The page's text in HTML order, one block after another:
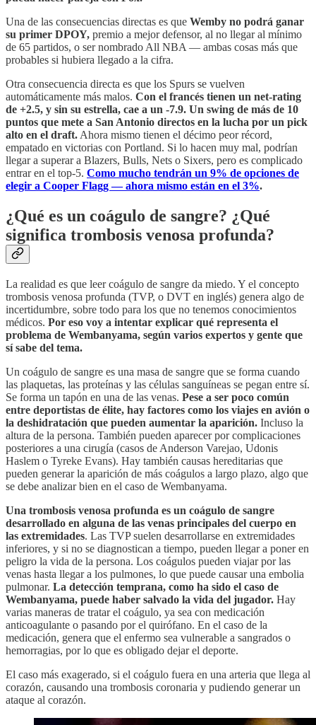
Una de las consecuencias directas es que Wemby no podrá ganar
su primer DPOY, premio a mejor defensor, al no llegar al mínimo
de 65 partidos, o ser nombrado All NBA — ambas cosas más que
probables si hubiera llegado a la cifra.
Otra consecuencia directa es que los Spurs se vuelven
automáticamente más malos. Con el francés tienen un net-rating
de +2.5, y sin su estrella, cae a un -7.9. Un swing de más de 10
puntos que mete a San Antonio directos en la lucha por un pick
alto en el draft. Ahora mismo tienen el décimo peor récord,
empatado en victorias con Portland. Si lo hacen muy mal, podrían
llegar a superar a Blazers, Bulls, Nets o Sixers, pero es complicado
entrar en el top-5. Como mucho tendrán un 9% de opciones de
elegir a Cooper Flagg — ahora mismo están en el 3%.
¿Qué es un coágulo de sangre? ¿Qué
significa trombosis venosa profunda?
La realidad es que leer coágulo de sangre da miedo. Y el concepto
trombosis venosa profunda (TVP, o DVT en inglés) genera algo de
incertidumbre, sobre todo para los que no tenemos conocimientos
médicos. Por eso voy a intentar explicar qué representa el
problema de Wembanyama, según varios expertos y gente que
sí sabe del tema.
Un coágulo de sangre es una masa de sangre que se forma cuando
las plaquetas, las proteínas y las células sanguíneas se pegan entre sí.
Se forma un tapón en una de las venas. Pese a ser poco común
entre deportistas de élite, hay factores como los viajes en avión o
la deshidratación que pueden aumentar la aparición. Incluso la
altura de la persona. También pueden aparecer por complicaciones
posteriores a una cirugía (casos de Anderson Varejao, Udonis
Haslem o Tyreke Evans). Hay también causas hereditarias que
pueden generar la aparición de más coágulos a largo plazo, algo que
se debe analizar bien en el caso de Wembanyama.
Una trombosis venosa profunda es un coágulo de sangre
desarrollado en alguna de las venas principales del cuerpo en
las extremidades. Las TVP suelen desarrollarse en extremidades
inferiores, y si no se diagnostican a tiempo, pueden llegar a poner en
peligro la vida de la persona. Los coágulos pueden viajar por las
venas hasta llegar a los pulmones, lo que puede causar una embolia
pulmonar. La detección temprana, como ha sido el caso de
Wembanyama, puede haber salvado la vida del jugador. Hay
varias maneras de tratar el coágulo, ya sea con medicación
anticoagulante o pasando por el quirófano. En el caso de la
medicación, genera que el enfermo sea vulnerable a sangrados o
hemorragias, por lo que es obligado dejar el deporte.
El caso más exagerado, si el coágulo fuera en una arteria que llega al
corazón, causando una trombosis coronaria y pudiendo generar un
ataque al corazón.